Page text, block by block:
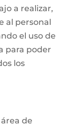
a realizar,
al personal
el uso de
para poder
los
de